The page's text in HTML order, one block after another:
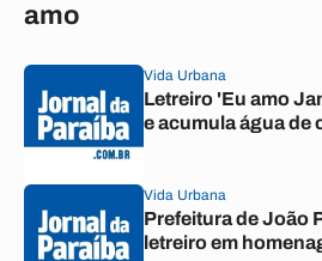
amo
Vida Urbana
Letreiro 'Eu amo
e acumula água de
Vida Urbana
Prefeitura de João
letreiro em